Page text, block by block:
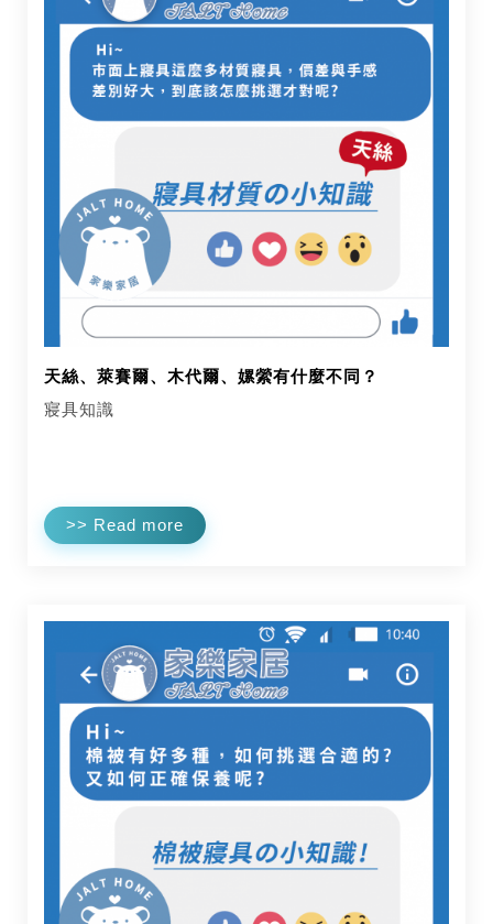
天絲、萊賽爾、木代爾、嫘縈有什麼不同？
寢具知識
>> Read more